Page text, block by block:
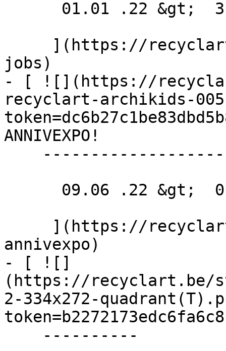
jobs)
- [ ![](https://
recyclart-archikids-
ANNIVEXPO!
annivexpo)
- [ ![]
(https://recyclart.be/
2-334x272-